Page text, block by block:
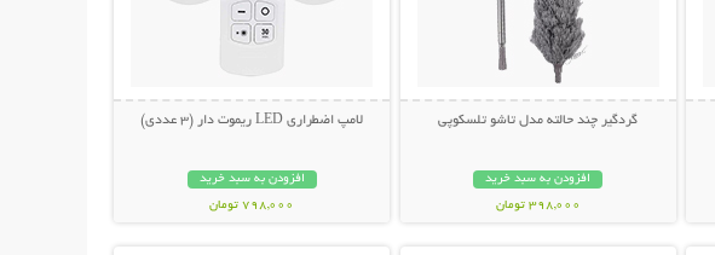
گردگیر چند حالته مدل تاشو تلسکوپی
افزودن به سبد خرید
398,000 تومان
لامپ اضطراری LED ریموت دار (3 عددی)
افزودن به سبد خرید
798,000 تومان